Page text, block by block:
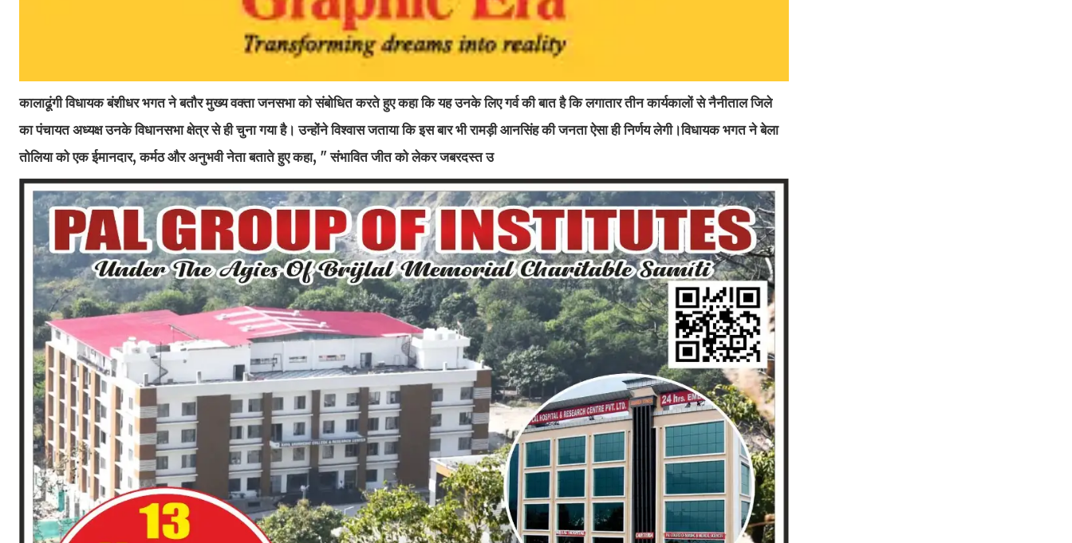
कालाढूंगी विधायक बंशीधर भगत ने बतौर मुख्य वक्ता जनसभा को संबोधित करते हुए कहा कि यह उनके लिए गर्व की बात है कि लगातार तीन कार्यकालों से नैनीताल जिले
का पंचायत अध्यक्ष उनके विधानसभा क्षेत्र से ही चुना गया है। उन्होंने विश्वास जताया कि इस बार भी रामड़ी आनसिंह की जनता ऐसा ही निर्णय लेगी।विधायक भगत ने बेला
तोलिया को एक ईमानदार, कर्मठ और अनुभवी नेता बताते हुए कहा, " संभावित जीत को लेकर जबरदस्त उ